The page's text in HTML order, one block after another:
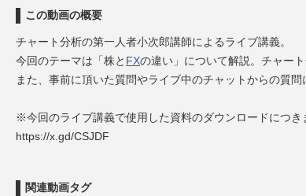
この動画の概要
チャート分析の第一人者小次郎講師によるライブ講義。
今回のテーマは「株と FXの違い」について解説。チャー
また、事前に頂いた質問やライブ中のチャットからの質問
※今回のライブ講義で使用した資料のダウンロードにつき
https://x.gd/CSJDF
関連動画タグ